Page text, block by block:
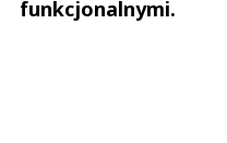
funkcjonalnymi.